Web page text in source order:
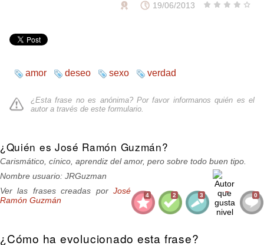
19/06/2013
amor deseo sexo verdad
¿Esta frase no es anónima? Por favor informanos quién es el
autor a través de este formulario.
¿Quién es José Ramón Guzmán?
Carismático, cínico, aprendiz del amor, pero sobre todo buen tipo.
4 2 3 0
Nombre usuario: JRGuzman
Ver las frases creadas por José
Ramón Guzmán
¿Cómo ha evolucionado esta frase?